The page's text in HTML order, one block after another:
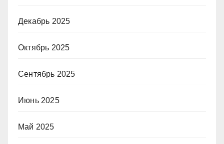
Декабрь 2025
Октябрь 2025
Сентябрь 2025
Июнь 2025
Май 2025